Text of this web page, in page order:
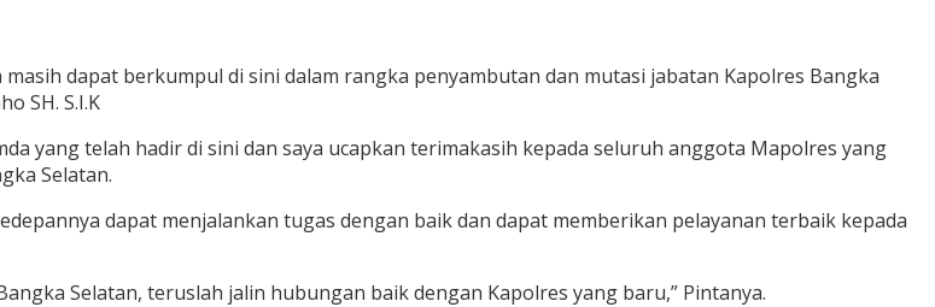
dapat berkumpul di sini dalam rangka penyambutan dan mutasi jabatan Kapolres Bangka
SH. S.I.K
yang telah hadir di sini dan saya ucapkan terimakasih kepada seluruh anggota Mapolres yang
Selatan.
dapat menjalankan tugas dengan baik dan dapat memberikan pelayanan terbaik kepada
Selatan, teruslah jalin hubungan baik dengan Kapolres yang baru,” Pintanya.